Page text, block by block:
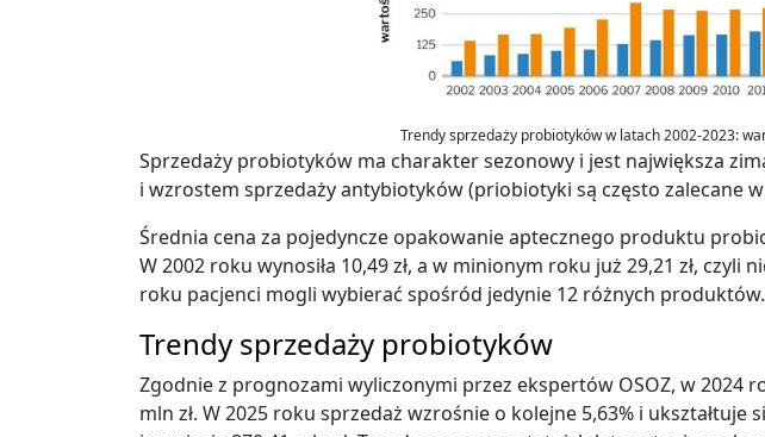
Trendy sprzedaży probiotyków w latach 2002-2023:
Sprzedaży probiotyków ma charakter sezonowy i jest największa
i wzrostem sprzedaży antybiotyków (priobiotyki są często zalecane
Średnia cena za pojedyncze opakowanie aptecznego produktu
W 2002 roku wynosiła 10,49 zł, a w minionym roku już 29,21 zł,
roku pacjenci mogli wybierać spośród jedynie 12 różnych
Trendy sprzedaży probiotyków
Zgodnie z prognozami wyliczonymi przez ekspertów OSOZ, w 2024
mln zł. W 2025 roku sprzedaż wzrośnie o kolejne 5,63% i